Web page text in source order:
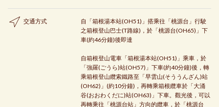
交通方式
自「箱根湯本站(OH51)」搭乘往「桃源台」行駛
之箱根登山巴士(T路線)，於「桃源台(OH65)」下
車(約46分鐘)後即達
自箱根登山電車「箱根湯本站(OH51)」乘車，於
「強羅(ごうら)站(OH57)」下車(約40分鐘)後，轉
乘箱根登山纜索鐵路至「早雲山(そううんざん)站
(OH62)」(約10分鐘)，再轉乘箱根纜車於「大涌
谷(おおわくだに)站(OH63)」下車。觀光後，可以
再轉乘往「桃源台站」方向的纜車，於「桃源台